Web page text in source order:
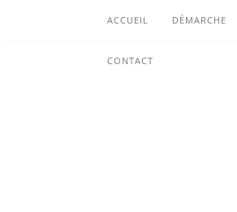
ACCUEIL DÉMARCHE
CONTACT